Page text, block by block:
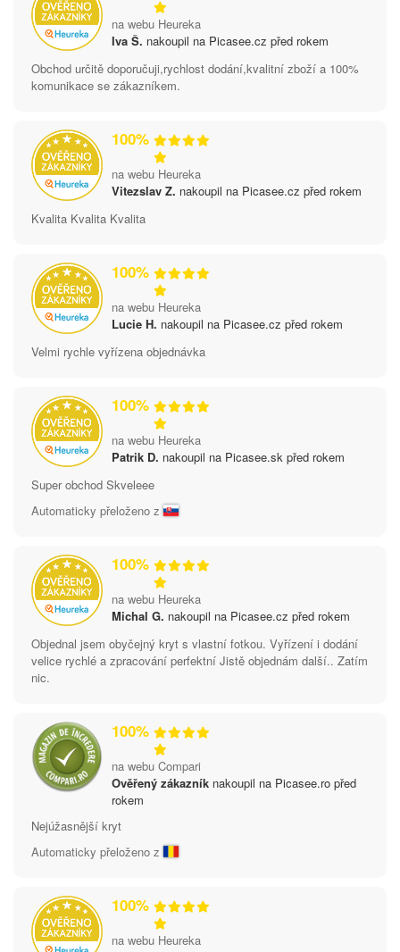
na webu Heureka
Iva Š. nakoupil na Picasee.cz před rokem
Obchod určitě doporučuji,rychlost dodání,kvalitní zboží a 100%
komunikace se zákazníkem.
100%
na webu Heureka
Vitezslav Z. nakoupil na Picasee.cz před rokem
Kvalita Kvalita Kvalita
100%
na webu Heureka
Lucie H. nakoupil na Picasee.cz před rokem
Velmi rychle vyřízena objednávka
100%
na webu Heureka
Patrik D. nakoupil na Picasee.sk před rokem
Super obchod Skveleee
Automaticky přeloženo z
100%
na webu Heureka
Michal G. nakoupil na Picasee.cz před rokem
Objednal jsem obyčejný kryt s vlastní fotkou. Vyřízení i dodání
velice rychlé a zpracování perfektní Jistě objednám další.. Zatím
nic.
100%
na webu Compari
Ověřený zákazník nakoupil na Picasee.ro před
rokem
Nejúžasnější kryt
Automaticky přeloženo z
100%
na webu Heureka